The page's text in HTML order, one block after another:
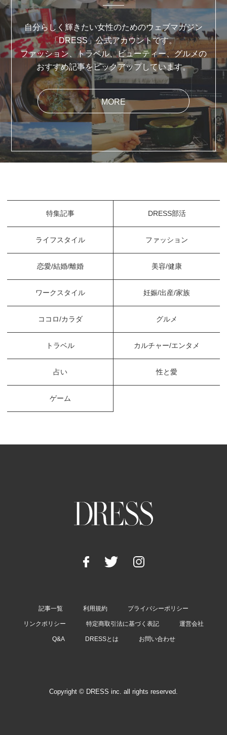
自分らしく輝きたい女性のためのウェブマガジン
「DRESS」公式アカウントです。
ファッション、トラベル、ビューティー、グルメの
おすすめ記事をピックアップしています。
MORE
特集記事 DRESS部活
ライフスタイル ファッション
恋愛/結婚/離婚 美容/健康
ワークスタイル 妊娠/出産/家族
ココロ/カラダ グルメ
トラベル カルチャー/エンタメ
占い 性と愛
ゲーム
記事一覧 利用規約 プライバシーポリシー
リンクポリシー 特定商取引法に基づく表記 運営会社
Q&A DRESSとは お問い合わせ
Copyright © DRESS inc. all rights reserved.